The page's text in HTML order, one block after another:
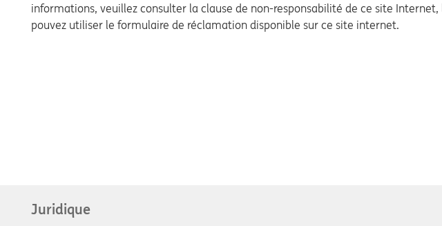
informations, veuillez consulter la clause de non-responsabilité de ce site
pouvez utiliser le formulaire de réclamation disponible sur ce site internet.
Juridique